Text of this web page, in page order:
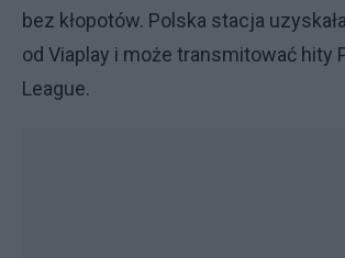
bez kłopotów. Polska stacja
od Viaplay i może transmitować hity
League.